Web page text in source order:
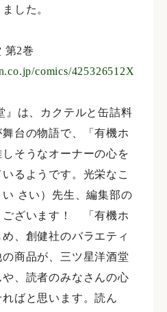
した。
第2巻
comics/425326512X
』は、カクテルと缶詰料
台の物語で、「有機ホ
そうなオーナーの心を
るようです。光栄なこ
さい）先生、編集部の
ございます！ 「有機ホ
、創健社のバラエティ
商品が、三ツ星洋酒堂
、読者のみなさんの心
ばと思います。読ん